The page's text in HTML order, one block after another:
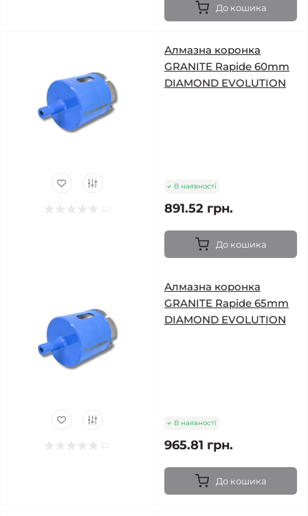
До кошика
Алмазна коронка
GRANITE Rapide 60mm
DIAMOND EVOLUTION
В наявності
891.52 грн.
До кошика
Алмазна коронка
GRANITE Rapide 65mm
DIAMOND EVOLUTION
В наявності
965.81 грн.
До кошика